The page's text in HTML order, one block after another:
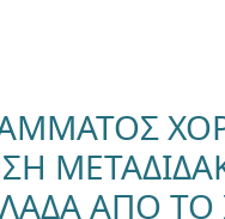
ΑΠΟ ΤΟ